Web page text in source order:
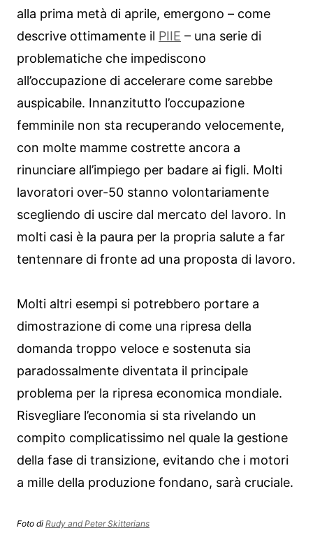
alla prima metà di aprile, emergono – come
descrive ottimamente il PIIE – una serie di
problematiche che impediscono
all’occupazione di accelerare come sarebbe
auspicabile. Innanzitutto l’occupazione
femminile non sta recuperando velocemente,
con molte mamme costrette ancora a
rinunciare all’impiego per badare ai figli. Molti
lavoratori over-50 stanno volontariamente
scegliendo di uscire dal mercato del lavoro. In
molti casi è la paura per la propria salute a far
tentennare di fronte ad una proposta di lavoro.
Molti altri esempi si potrebbero portare a
dimostrazione di come una ripresa della
domanda troppo veloce e sostenuta sia
paradossalmente diventata il principale
problema per la ripresa economica mondiale.
Risvegliare l’economia si sta rivelando un
compito complicatissimo nel quale la gestione
della fase di transizione, evitando che i motori
a mille della produzione fondano, sarà cruciale.
Foto di Rudy and Peter Skitterians